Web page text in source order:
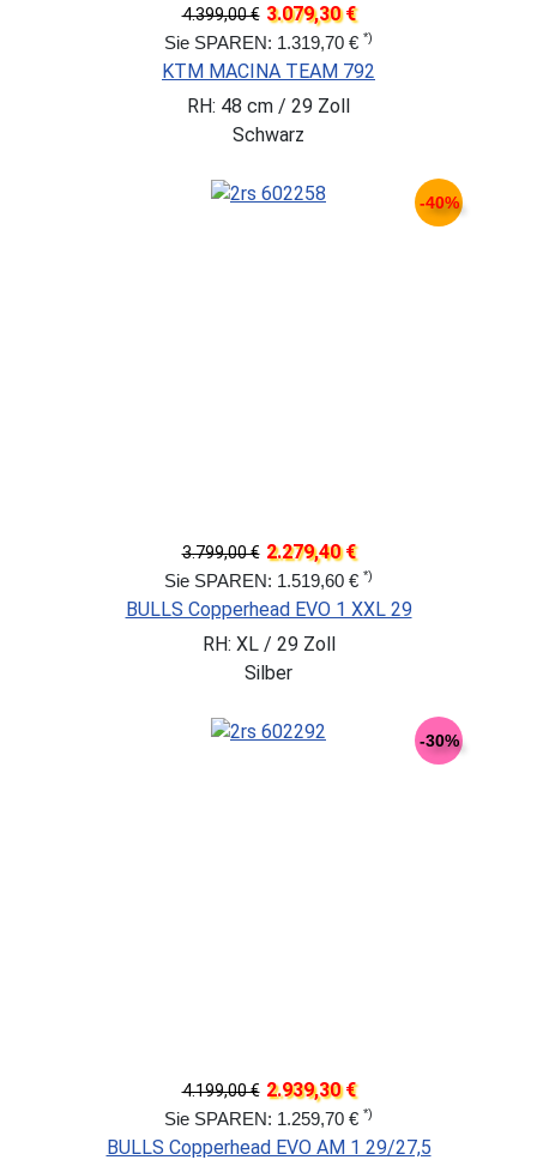
4.399,00 € 3.079,30 €
Sie SPAREN: 1.319,70 € *)
KTM MACINA TEAM 792
RH: 48 cm / 29 Zoll
Schwarz
-40%
3.799,00 € 2.279,40 €
Sie SPAREN: 1.519,60 € *)
BULLS Copperhead EVO 1 XXL 29
RH: XL / 29 Zoll
Silber
-30%
4.199,00 € 2.939,30 €
Sie SPAREN: 1.259,70 € *)
BULLS Copperhead EVO AM 1 29/27,5